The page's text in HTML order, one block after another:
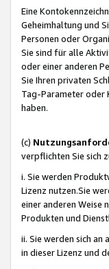
Eine
Geheimhaltung und
Personen oder
Sie sind für alle
oder einer anderen
Sie Ihren privaten
Tag-Parameter oder
haben.
(c)
verpflichten Sie sich
i. Sie werden
Lizenz nutzen.Sie
einer anderen Weise
Produkten und
ii. Sie werden sich
in dieser Lizenz und